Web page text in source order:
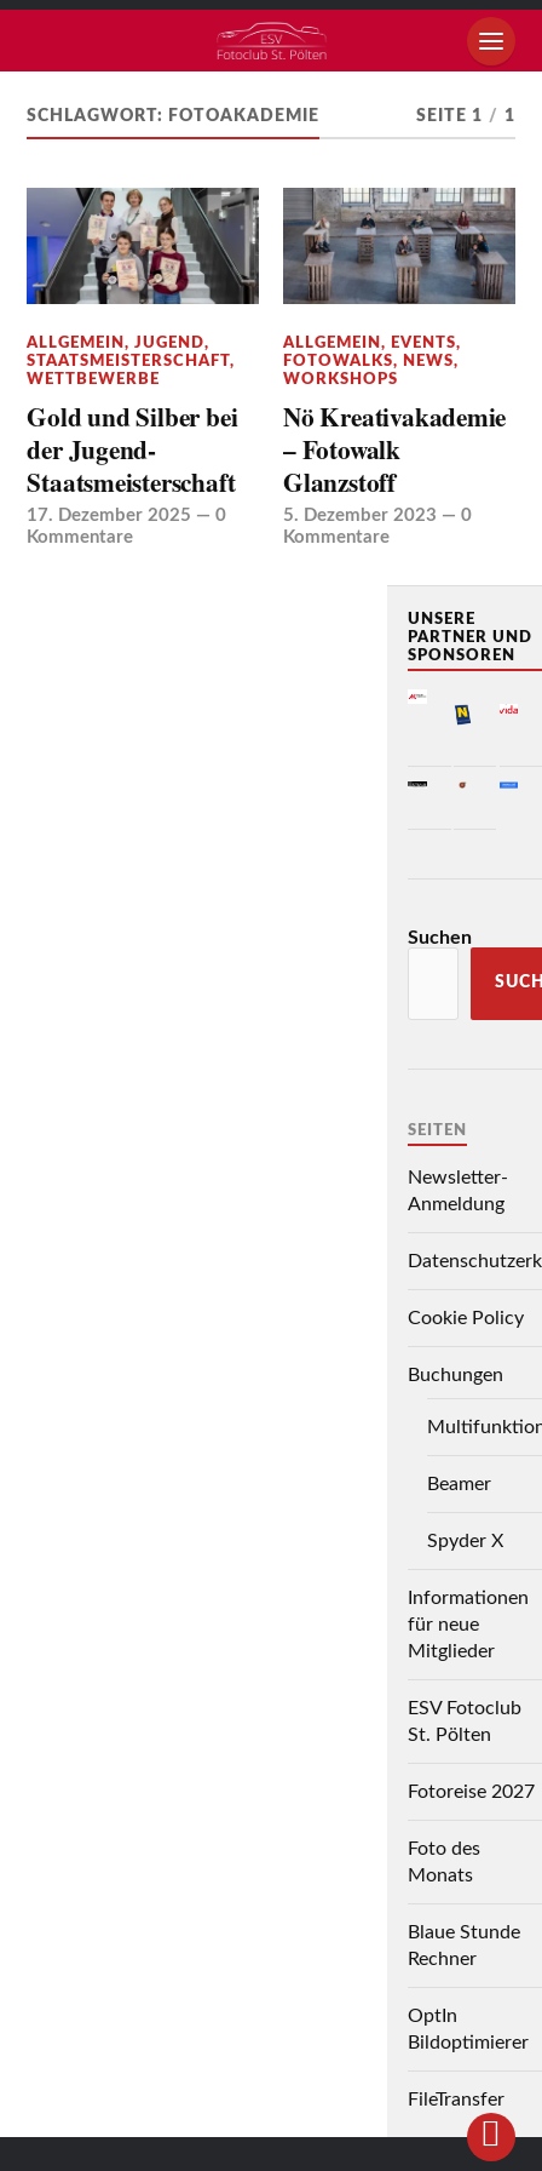
SCHLAGWORT: FOTOAKADEMIE SEITE 1 / 1
ALLGEMEIN,JUGEND,
STAATSMEISTERSCHAFT,
WETTBEWERBE
Gold und Silber bei
der Jugend-
Staatsmeisterschaft
17. Dezember 2025 —0
Kommentare
ALLGEMEIN, EVENTS,
FOTOWALKS, NEWS,
WORKSHOPS
Nö Kreativakademie
– Fotowalk
Glanzstoff
5. Dezember 2023 —0
Kommentare
UNSERE
PARTNER UND
SPONSOREN
Suchen
SEITEN
Newsletter-
Anmeldung
Cookie Policy
Buchungen
Beamer
Spyder X
Informationen
für neue
Mitglieder
ESV Fotoclub
St. Pölten
Fotoreise 2027
Foto des
Monats
Blaue Stunde
Rechner
OptIn
Bildoptimierer
FileTransfer